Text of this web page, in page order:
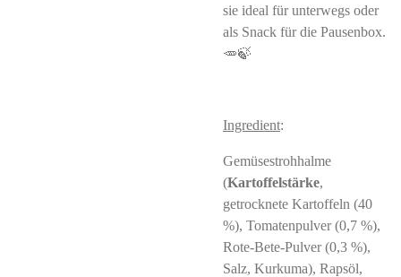
sie ideal für unterwegs oder
als Snack für die Pausenbox.
🥕🍃
Ingredient:
Gemüsestrohhalme
(Kartoffelstärke,
getrocknete Kartoffeln (40
%), Tomatenpulver (0,7 %),
Rote-Bete-Pulver (0,3 %),
Salz, Kurkuma), Rapsöl,